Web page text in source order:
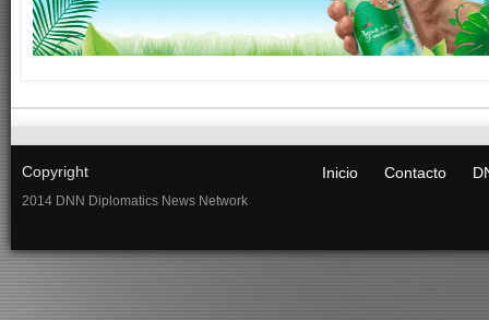
Copyright
2014 DNN Diplomatics News Network
Inicio Contacto